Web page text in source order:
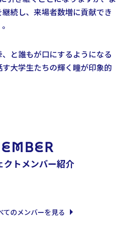
続し、来場者数増に貢献でき
、と誰もが口にするようになる
大学生たちの輝く瞳が印象的
クトメンバー紹介
てのメンバーを見る